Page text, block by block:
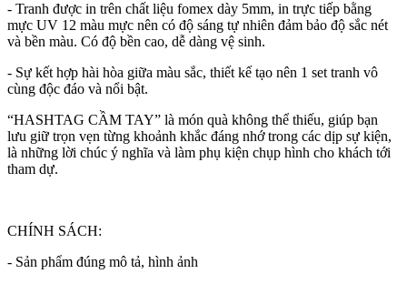
- Tranh được in trên chất liệu fomex dày 5mm, in trực tiếp bằng
mực UV 12 màu mực nên có độ sáng tự nhiên đảm bảo độ sắc nét
và bền màu. Có độ bền cao, dễ dàng vệ sinh.
- Sự kết hợp hài hòa giữa màu sắc, thiết kế tạo nên 1 set tranh vô
cùng độc đáo và nổi bật.
“HASHTAG CẦM TAY” là món quà không thể thiếu, giúp bạn
lưu giữ trọn vẹn từng khoảnh khắc đáng nhớ trong các dịp sự kiện,
là những lời chúc ý nghĩa và làm phụ kiện chụp hình cho khách tới
tham dự.
CHÍNH SÁCH:
- Sản phẩm đúng mô tả, hình ảnh